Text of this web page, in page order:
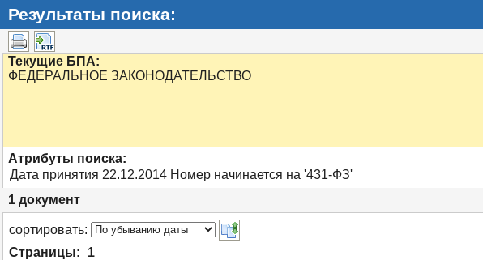
Результаты поиска:
Текущие БПА:
ФЕДЕРАЛЬНОЕ ЗАКОНОДАТЕЛЬСТВО
Атрибуты поиска:
Дата принятия 22.12.2014 Номер начинается на '431-ФЗ'
1 документ
cортировать:
Страницы:
1